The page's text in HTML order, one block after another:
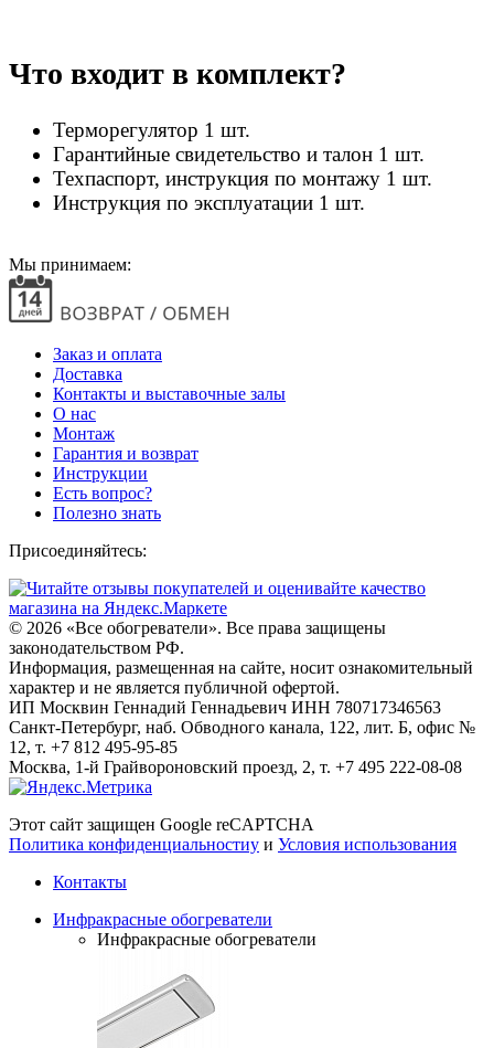
Что входит в комплект?
Терморегулятор 1 шт.
Гарантийные свидетельство и талон 1 шт.
Техпаспорт, инструкция по монтажу 1 шт.
Инструкция по эксплуатации 1 шт.
Мы принимаем:
Заказ и оплата
Доставка
Контакты и выставочные залы
О нас
Монтаж
Гарантия и возврат
Инструкции
Есть вопрос?
Полезно знать
Присоединяйтесь:
© 2026 «Все обогреватели». Все права защищены
законодательством РФ.
Информация, размещенная на сайте, носит ознакомительный
характер и не является публичной офертой.
ИП Москвин Геннадий Геннадьевич ИНН 780717346563
Санкт-Петербург, наб. Обводного канала, 122, лит. Б, офис №
12, т. +7 812 495-95-85
Москва, 1-й Грайвороновский проезд, 2, т. +7 495 222-08-08
Этот сайт защищен Google reCAPTCHA
Политика конфиденциальностиy и Условия использования
Контакты
Инфракрасные обогреватели
Инфракрасные обогреватели